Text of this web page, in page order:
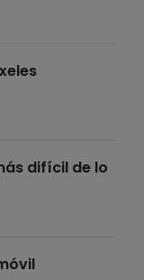
difícil de lo